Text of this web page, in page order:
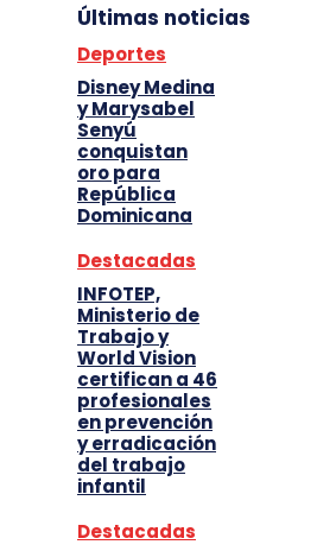
Últimas noticias
Deportes
Disney Medina
y Marysabel
Senyú
conquistan
oro para
República
Dominicana
Destacadas
INFOTEP,
Ministerio de
Trabajo y
World Vision
certifican a 46
profesionales
en prevención
y erradicación
del trabajo
infantil
Destacadas